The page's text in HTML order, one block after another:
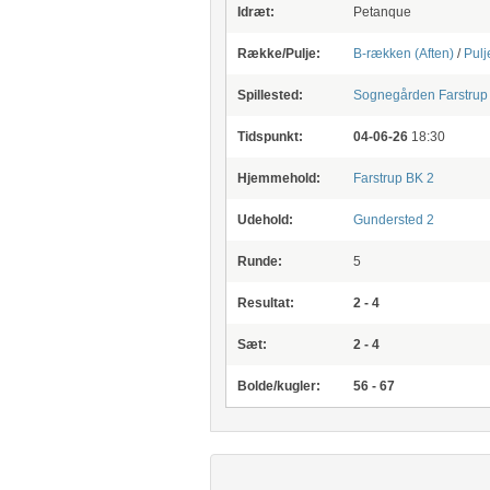
Idræt: Petanque
Række/Pulje: B-rækken (Aften)/
Spillested: Sognegården Farstrup
Tidspunkt: 04-06-26 18:30
Hjemmehold: Farstrup BK 2
Udehold: Gundersted 2
Runde: 5
Resultat: 2 - 4
Sæt: 2 - 4
Bolde/kugler: 56 - 67